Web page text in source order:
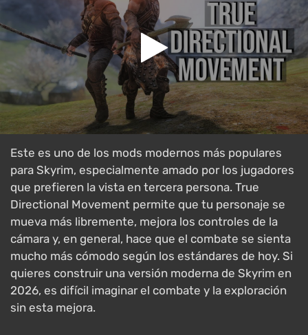
Este es uno de los mods modernos más populares
para Skyrim, especialmente amado por los jugadores
que prefieren la vista en tercera persona. True
Directional Movement permite que tu personaje se
mueva más libremente, mejora los controles de la
cámara y, en general, hace que el combate se sienta
mucho más cómodo según los estándares de hoy. Si
quieres construir una versión moderna de Skyrim en
2026, es difícil imaginar el combate y la exploración
sin esta mejora.